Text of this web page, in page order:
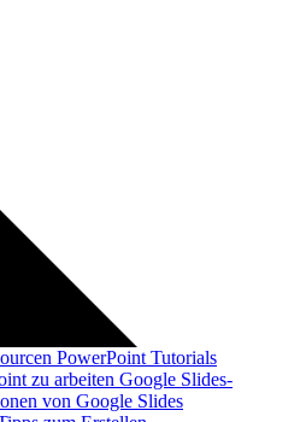
PowerPoint Tutorials
zu arbeiten Google Slides-
von Google Slides